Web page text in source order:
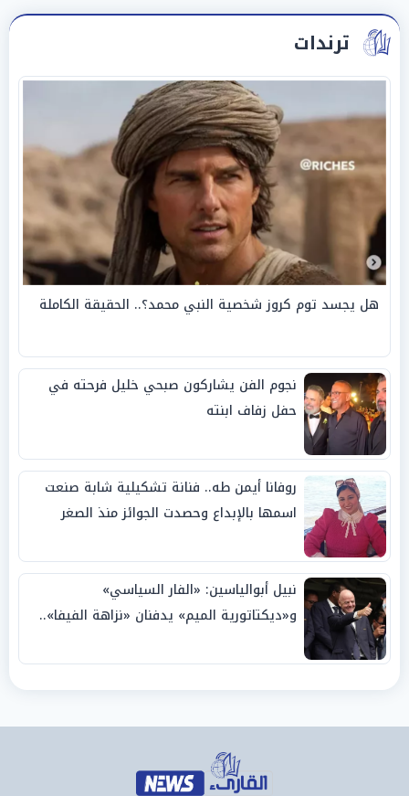
ترندات
هل يجسد توم كروز شخصية النبي محمد؟.. الحقيقة الكاملة
نجوم الفن يشاركون صبحي خليل فرحته في
حفل زفاف ابنته
روفانا أيمن طه.. فنانة تشكيلية شابة صنعت
اسمها بالإبداع وحصدت الجوائز منذ الصغر
نبيل أبوالياسين: «الفار السياسي»
و«ديكتاتورية الميم» يدفنان «نزاهة الفيفا»..